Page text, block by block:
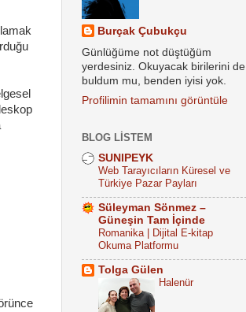
Burçak Çubukçu
Günlüğüme not düştüğüm
yerdesiniz. Okuyacak birilerini de
buldum mu, benden iyisi yok.
Profilimin tamamını görüntüle
BLOG LISTEM
SUNIPEYK
Web Tarayıcıların Küresel ve
Türkiye Pazar Payları
Süleyman Sönmez –
Güneşin Tam İçinde
Romanika | Dijital E-kitap
Okuma Platformu
Tolga Gülen
Halenür